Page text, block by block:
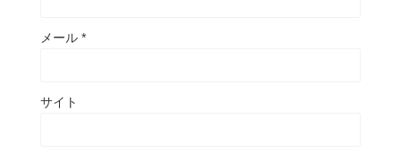
メール *
サイト